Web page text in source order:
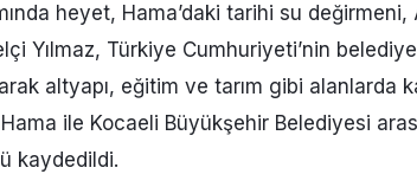
heyet, Hama’daki tarihi su
Yılmaz, Türkiye Cumhuriyeti’nin
altyapı, eğitim ve tarım gibi alanlarda
ile Kocaeli Büyükşehir Belediyesi
kaydedildi.